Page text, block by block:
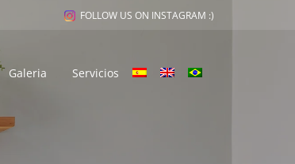
FOLLOW US ON INSTAGRAM :)
Galeria Servicios